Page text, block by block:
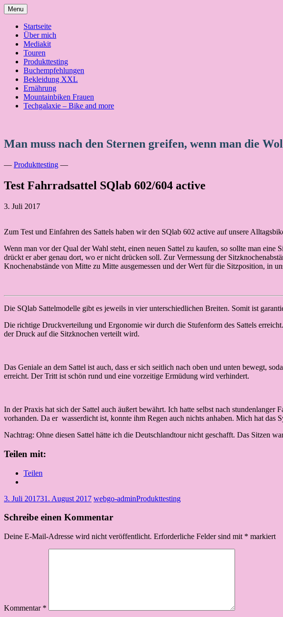
Skip
to
content
Menu
Startseite
Über mich
Mediakit
Touren
Produkttesting
Buchempfehlungen
Bekleidung XXL
Ernährung
Mountainbiken Frauen
Techgalaxie – Bike and more
Man muss nach den Sternen greifen, wenn man die
— Produkttesting —
Test Fahrradsattel SQlab 602/604 active
3. Juli 2017
Zum Test und Einfahren des Sattels haben wir den SQlab 602 active auf unsere
Wenn man vor der Qual der Wahl steht, einen neuen Sattel zu kaufen, so sollte man
drückt er aber genau dort, wo er nicht drücken soll. Zur Vermessung der
Knochenabstände von Mitte zu Mitte ausgemessen und der Wert für die Sitzposition, in
Die SQlab Sattelmodelle gibt es jeweils in vier unterschiedlichen Breiten. Somit ist
Die richtige Druckverteilung und Ergonomie wir durch die Stufenform des Sattels
der Druck auf die Sitzknochen verteilt wird.
Das Geniale an dem Sattel ist auch, dass er sich seitlich nach oben und unten bewegt,
erreicht. Der Tritt ist schön rund und eine vorzeitige Ermüdung wird verhindert.
In der Praxis hat sich der Sattel auch äußert bewährt. Ich hatte selbst nach
vorhanden. Da er wasserdicht ist, konnte ihm Regen auch nichts anhaben. Mich hat das
Nachtrag: Ohne diesen Sattel hätte ich die Deutschlandtour nicht geschafft. Das Sitzen
Teilen mit:
Teilen
3. Juli 201731. August 2017 webgo-adminProdukttesting
Schreibe einen Kommentar
Deine E-Mail-Adresse wird nicht veröffentlicht. Erforderliche Felder sind mit * markiert
Kommentar *